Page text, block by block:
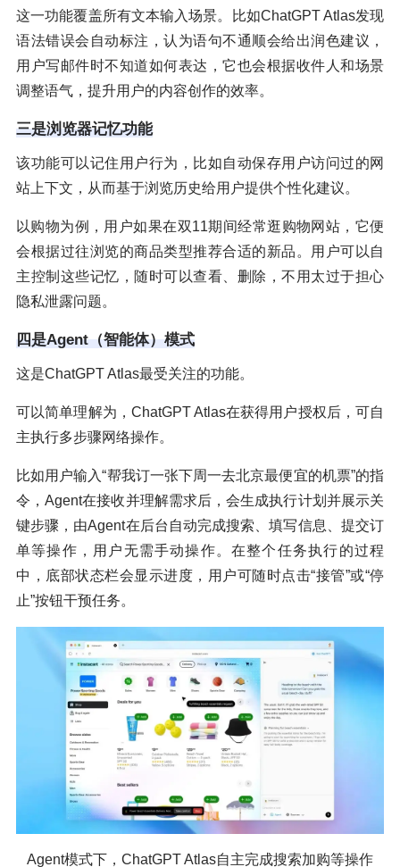
这一功能覆盖所有文本输入场景。比如ChatGPT Atlas发现
语法错误会自动标注，认为语句不通顺会给出润色建议，
用户写邮件时不知道如何表达，它也会根据收件人和场景
调整语气，提升用户的内容创作的效率。
三是浏览器记忆功能
该功能可以记住用户行为，比如自动保存用户访问过的网
站上下文，从而基于浏览历史给用户提供个性化建议。
以购物为例，用户如果在双11期间经常逛购物网站，它便
会根据过往浏览的商品类型推荐合适的新品。用户可以自
主控制这些记忆，随时可以查看、删除，不用太过于担心
隐私泄露问题。
四是Agent（智能体）模式
这是ChatGPT Atlas最受关注的功能。
可以简单理解为，ChatGPT Atlas在获得用户授权后，可自
主执行多步骤网络操作。
比如用户输入“帮我订一张下周一去北京最便宜的机票”的指
令，Agent在接收并理解需求后，会生成执行计划并展示关
键步骤，由Agent在后台自动完成搜索、填写信息、提交订
单等操作，用户无需手动操作。在整个任务执行的过程
中，底部状态栏会显示进度，用户可随时点击“接管”或“停
止”按钮干预任务。
Agent模式下，ChatGPT Atlas自主完成搜索加购等操作